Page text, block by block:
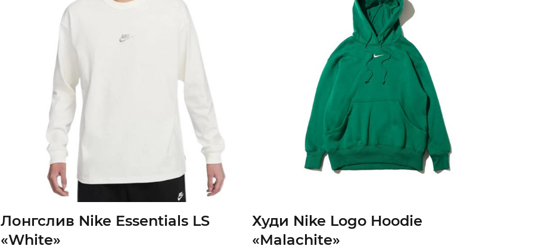
Лонгслив Nike Essentials LS
«White»
Худи Nike Logo Hoodie
«Malachite»